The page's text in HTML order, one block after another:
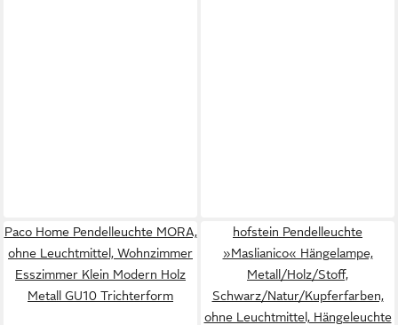
Paco Home Pendelleuchte MORA,
ohne Leuchtmittel, Wohnzimmer
Esszimmer Klein Modern Holz
Metall GU10 Trichterform
hofstein Pendelleuchte
»Maslianico« Hängelampe,
Metall/Holz/Stoff,
Schwarz/Natur/Kupferfarben,
ohne Leuchtmittel, Hängeleuchte